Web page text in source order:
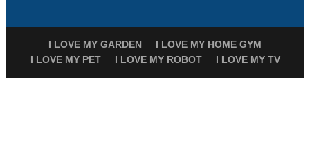
I LOVE MY GARDEN
I LOVE MY HOME GYM
I LOVE MY PET
I LOVE MY ROBOT I LOVE MY TV